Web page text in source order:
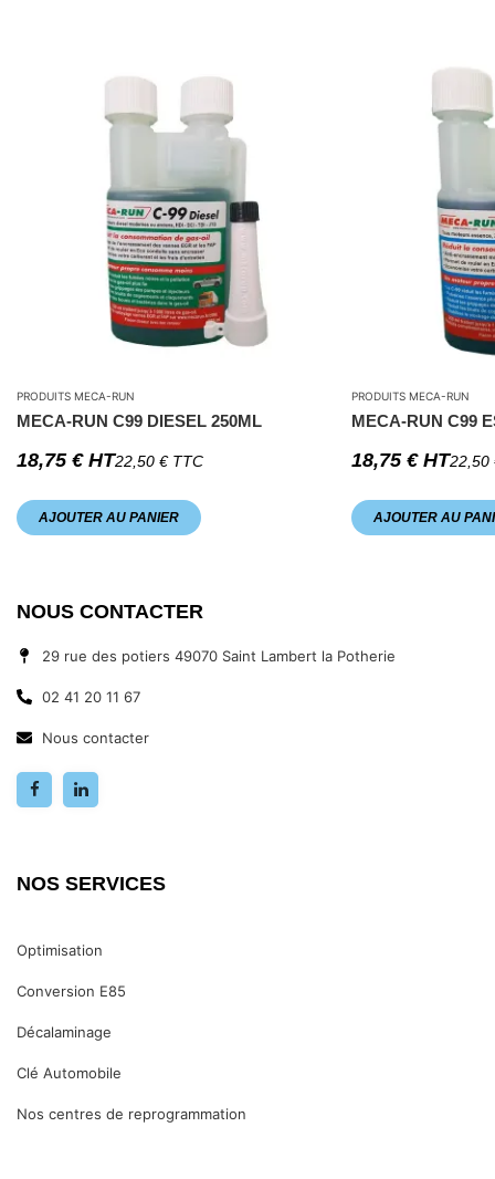
PRODUITS MECA-RUN
MECA-RUN C99 DIESEL 250ML
18,75 €HT22,50 €TTC
AJOUTER AU PANIER
PRODUITS MECA-RUN
MECA-RUN C99
18,75 €HT22,50
AJOUTER AU
NOUS CONTACTER
29 rue des potiers 49070 Saint Lambert la Potherie
02 41 20 11 67
Nous contacter
NOS SERVICES
Optimisation
Conversion E85
Décalaminage
Clé Automobile
Nos centres de reprogrammation